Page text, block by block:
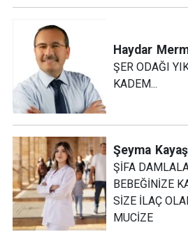
Haydar
ŞER ODAĞI
KADEM...
Şeyma Kayaş
ŞİFA
BEBEĞİNİZE
SİZE İLAÇ
MUCİZE